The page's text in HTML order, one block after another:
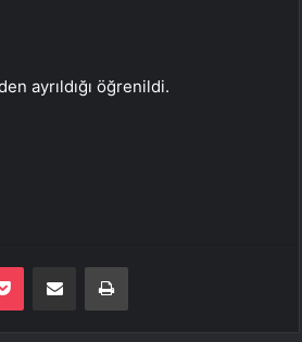
ayrıldığı öğrenildi.
Pocket E-Posta ile paylaş Yazdır